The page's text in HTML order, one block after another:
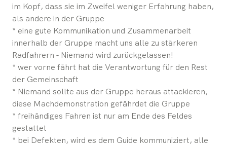
im Kopf, dass sie im Zweifel weniger Erfahrung haben,
als andere in der Gruppe
* eine gute Kommunikation und Zusammenarbeit
innerhalb der Gruppe macht uns alle zu stärkeren
Radfahrern - Niemand wird zurückgelassen!
* wer vorne fährt hat die Verantwortung für den Rest
der Gemeinschaft
* Niemand sollte aus der Gruppe heraus attackieren,
diese Machdemonstration gefährdet die Gruppe
* freihändiges Fahren ist nur am Ende des Feldes
gestattet
* bei Defekten, wird es dem Guide kommuniziert, alle